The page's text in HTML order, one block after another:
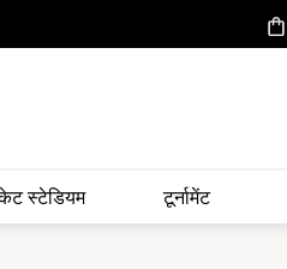
स्टेडियम टूर्नामेंट